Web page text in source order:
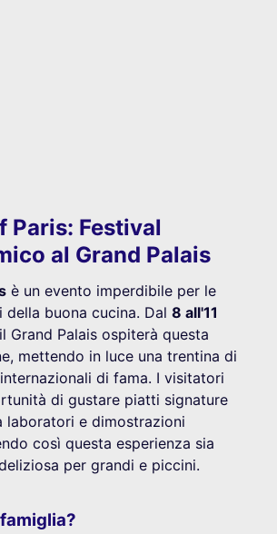
Paris: Festival
al Grand Palais
è un evento imperdibile per le
della buona cucina. Dal 8 all'11
Grand Palais ospiterà questa
mettendo in luce una trentina di
di fama. I visitatori
di gustare piatti signature
laboratori e dimostrazioni
così questa esperienza sia
per grandi e piccini.